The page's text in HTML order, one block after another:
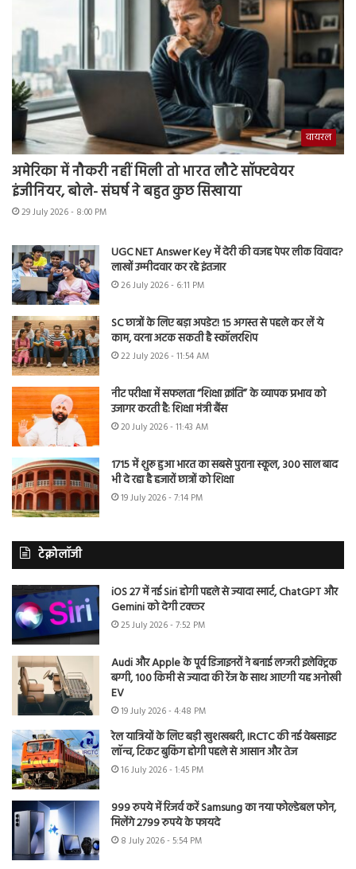
वायरल
अमेरिका में नौकरी नहीं मिली तो भारत लौटे सॉफ्टवेयर
इंजीनियर, बोले- संघर्ष ने बहुत कुछ सिखाया
29 July 2026 - 8:00 PM
UGC NET Answer Key में देरी की वजह पेपर लीक विवाद?
लाखों उम्मीदवार कर रहे इंतजार
26 July 2026 - 6:11 PM
SC छात्रों के लिए बड़ा अपडेट! 15 अगस्त से पहले कर लें ये
काम, वरना अटक सकती है स्कॉलरशिप
22 July 2026 - 11:54 AM
नीट परीक्षा में सफलता “शिक्षा क्रांति” के व्यापक प्रभाव को
उजागर करती है: शिक्षा मंत्री बैंस
20 July 2026 - 11:43 AM
1715 में शुरू हुआ भारत का सबसे पुराना स्कूल, 300 साल बाद
भी दे रहा है हजारों छात्रों को शिक्षा
19 July 2026 - 7:14 PM
टेक्नोलॉजी
iOS 27 में नई Siri होगी पहले से ज्यादा स्मार्ट, ChatGPT और
Gemini को देगी टक्कर
25 July 2026 - 7:52 PM
Audi और Apple के पूर्व डिजाइनरों ने बनाई लग्जरी इलेक्ट्रिक
बग्गी, 100 किमी से ज्यादा की रेंज के साथ आएगी यह अनोखी
EV
19 July 2026 - 4:48 PM
रेल यात्रियों के लिए बड़ी खुशखबरी, IRCTC की नई वेबसाइट
लॉन्च, टिकट बुकिंग होगी पहले से आसान और तेज
16 July 2026 - 1:45 PM
999 रुपये में रिजर्व करें Samsung का नया फोल्डेबल फोन,
मिलेंगे 2799 रुपये के फायदे
8 July 2026 - 5:54 PM